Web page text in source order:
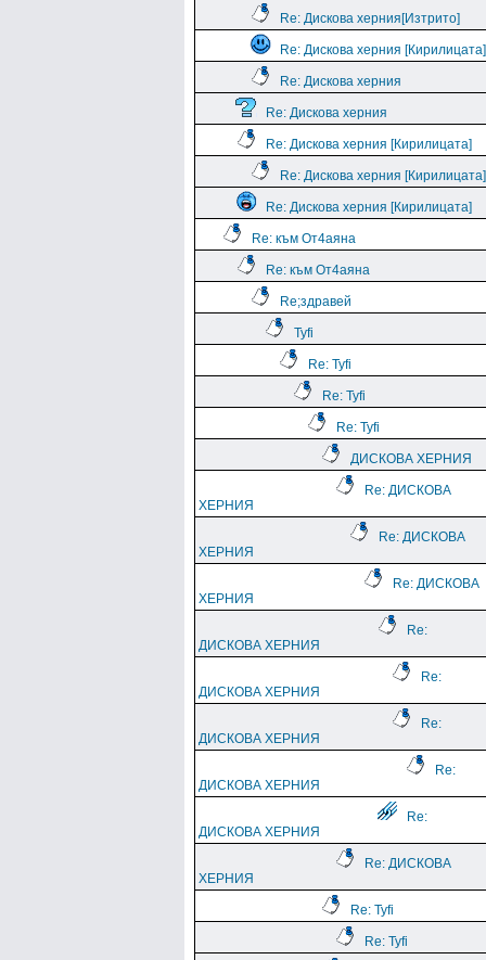
Re: Дискова херния[Изтрито]
Re: Дискова херния [Кирилицата]
Re: Дискова херния
Re: Дискова херния
Re: Дискова херния [Кирилицата]
Re: Дискова херния [Кирилицата]
Re: Дискова херния [Кирилицата]
Re: към От4аяна
Re: към От4аяна
Rе;здравей
Tyfi
Re: Tyfi
Re: Tyfi
Re: Tyfi
ДИСКОВА ХЕРНИЯ
Re: ДИСКОВА
ХЕРНИЯ
Re: ДИСКОВА
ХЕРНИЯ
Re: ДИСКОВА
ХЕРНИЯ
Re:
ДИСКОВА ХЕРНИЯ
Re:
ДИСКОВА ХЕРНИЯ
Re:
ДИСКОВА ХЕРНИЯ
Re:
ДИСКОВА ХЕРНИЯ
Re:
ДИСКОВА ХЕРНИЯ
Re: ДИСКОВА
ХЕРНИЯ
Re: Tyfi
Re: Tyfi